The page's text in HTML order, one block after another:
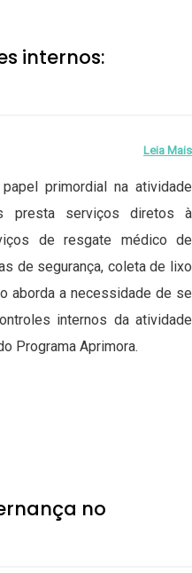
internos:
Leia Mais
primordial na atividade
presta serviços diretos à
de resgate médico de
de segurança, coleta de lixo
aborda a necessidade de se
internos da atividade
Programa Aprimora.
no